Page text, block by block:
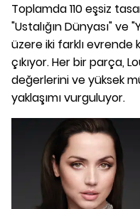
Toplamda 110 eşsiz
"Ustalığın Dünyası" ve
üzere iki farklı
çıkıyor. Her bir parça,
değerlerini ve yüksek
yaklaşımı vurguluyor.